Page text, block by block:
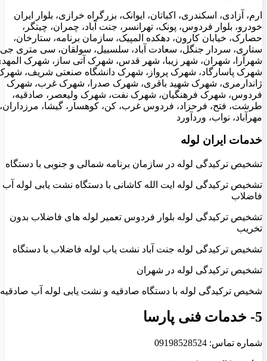
ارم، آزادی، اسکندری، اکباتان، ایوانک، بزرگراه خرازی، بلوار ایران
خودرو، بلوار فردوس، پونک، تهرانسر، جنت آباد، چمران، چیتگر،
حصارک، خیابان کارون، دهکده المپیک، سازمان برنامه، ستارخان،
ستاری، سردار جنگل، سعادت آباد، سلسبیل، سولقان، سی متری
شهرآرا، شهران، شهر زیبا، شهر قدس، شهرک آتی ساز، شهرک
شهرک پاسارگاد، شهرک پرواز، شهرک دانشگاه صنعتی شریف،
ژاندارمری، شهرک شهید باقری، شهرک صدرا، شهرک غرب، شهرک
فردوس، شهرک فرهنگیان، شهرک نفت، شهرک ولیعصر، صادقیه،
طرشت، فتح، فرحزاد، فردوس غرب، کن، کوهسار، گیشا، مرزداران،
مهرآباد، نواب، وردآورد
خدمات ایران لوله
تشخیص ترکیدگی لوله در سازمان برنامه شمالی و جنوبی با دستگاه
تشخیص ترکیدگی لوله ایت الله کاشانی با دستگاه نشت یابی لوله آب
فاضلاب
تشخیص ترکیدگی لوله بلوار فردوس تعمیر لوله های فاضلاب بدون
تخریب
تشخیص ترکیدگی لوله جنت آباد نشت یاب لوله فاضلاب با دستگاه
تشخیص ترکیدگی لوله در شهران
شخیص ترکیدگی لوله با دستگاه صادقیه و نشت یابی لوله آب صادقیه
5- خدمات فنی پارسا
شماره تماس: 09198528524